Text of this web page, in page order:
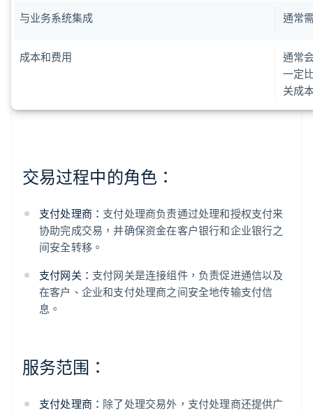
与业务系统集成 通常
成本和费用
通常
一定
关成
交易过程中的角色：
支付处理商： 支付处理商负责通过处理和授权支付来
协助完成交易，并确保资金在客户银行和企业银行之
间安全转移。
支付网关： 支付网关是连接组件，负责促进通信以及
在客户、企业和支付处理商之间安全地传输支付信
息。
服务范围：
支付处理商： 除了处理交易外，支付处理商还提供广